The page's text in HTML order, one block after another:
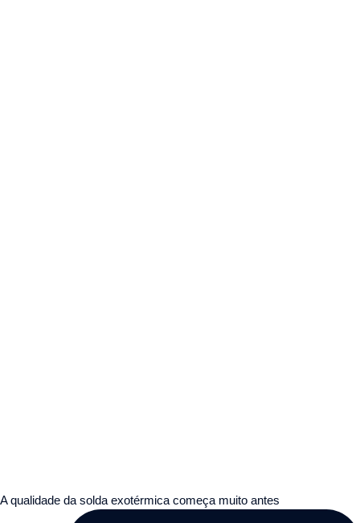
A qualidade da solda exotérmica começa muito antes